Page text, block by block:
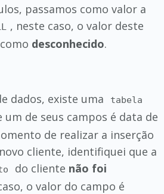
passamos como valor a
, neste caso, o valor deste
desconhecido.
dados, existe uma
tabela
um de seus campos é data de
de realizar a inserção
cliente, identifiquei que a
do cliente não foi
o valor do campo é